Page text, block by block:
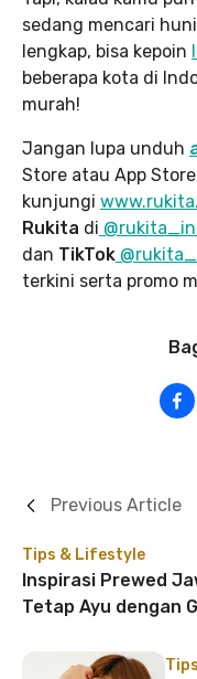
sedang mencari
lengkap, bisa kepoin
beberapa kota di
murah!
Jangan lupa unduh
Store atau App
kunjungi www.rukita
Rukita di
dan TikTok
terkini serta promo
Tips & Lifestyle
Inspirasi Prewed
Tetap Ayu dengan
Previous Article